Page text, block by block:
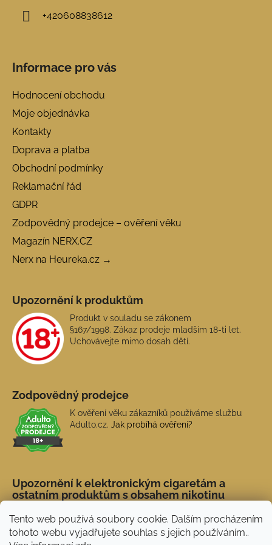
Tento web používá soubory cookie. Dalším procházením
tohoto webu vyjadřujete souhlas s jejich používáním..
+420608838612
Informace pro vás
Hodnocení obchodu
Moje objednávka
Kontakty
Doprava a platba
Obchodní podmínky
Reklamační řád
GDPR
Zodpovědný prodejce – ověření věku
Magazín NERX.CZ
Nerx na Heureka.cz →
Upozornění k produktům
Produkt v souladu se zákonem
§167/1998. Zákaz prodeje mladším 18-ti let.
Uchovávejte mimo dosah dětí.
Zodpovědný prodejce
K ověření věku zákazníků používáme službu
Adulto.cz. Jak probíhá ověření?
Upozornění k elektronickým cigaretám a
ostatním produktům s obsahem nikotinu